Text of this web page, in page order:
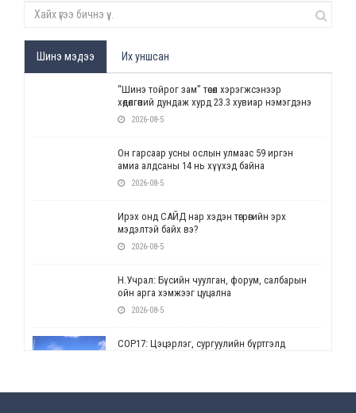
Шинэ мэдээ Их уншсан
“Шинэ тойрог зам” төсөл хэрэгжсэнээр
хөдөлгөөний дундаж хурд 23.3 хувиар нэмэгдэнэ
2026-08-5
Он гарсаар усны ослын улмаас 59 иргэн
амиа алдсаны 14 нь хүүхэд байна
2026-08-5
Ирэх онд САЙД нар хэдэн төгрөгийн эрх
мэдэлтэй байх вэ?
2026-08-5
Н.Учрал: Бүсийн чуулган, форум, салбарын
ойн арга хэмжээг цуцална
2026-08-5
СОР17: Цэцэрлэг, сургуулийн бүртгэлд